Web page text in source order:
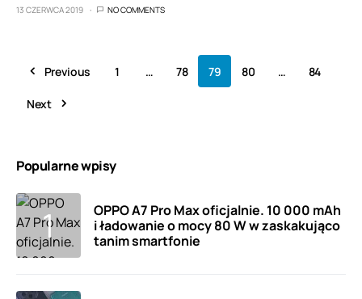
13 CZERWCA 2019 NO COMMENTS
Previous 1 … 78 79 80 … 84
Next
Popularne wpisy
OPPO A7 Pro Max oficjalnie. 10 000 mAh
i ładowanie o mocy 80 W w zaskakująco
tanim smartfonie